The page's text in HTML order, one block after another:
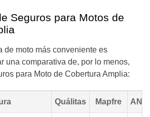
Seguros para Motos de
de moto más conveniente es
una comparativa de, por lo menos,
para Moto de Cobertura Amplia:
Quálitas Mapfre